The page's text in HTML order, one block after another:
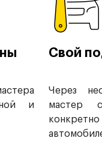
и
Свой
Через
мастер